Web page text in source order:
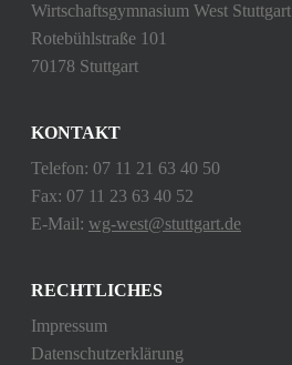
Wirtschaftsgymnasium West Stuttgart
Rotebühlstraße 101
70178 Stuttgart
KONTAKT
Telefon: 07 11 21 63 40 50
Fax: 07 11 23 63 40 52
E-Mail: wg-west@stuttgart.de
RECHTLICHES
Impressum
Datenschutzerklärung